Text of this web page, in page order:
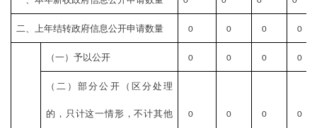
二、上年结转政府信息公开申请数量 0 0 0 0
（一）予以公开 0 0 0 0
（二）部分公开（区分处理
的，只计这一情形，不计其他 0 0 0 0